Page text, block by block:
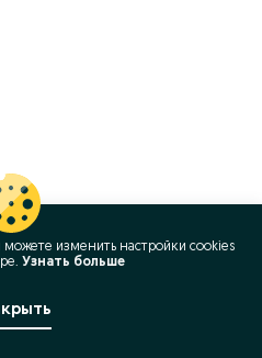
можете изменить настройки cookies
Узнать больше